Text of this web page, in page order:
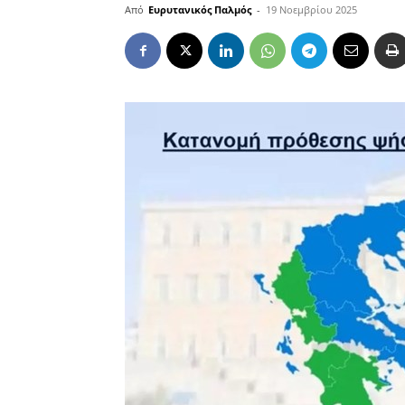
Από Ευρυτανικός Παλμός - 19 Νοεμβρίου 2025